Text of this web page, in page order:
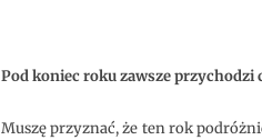
Pod koniec roku zawsze przychodzi
Muszę przyznać, że ten rok